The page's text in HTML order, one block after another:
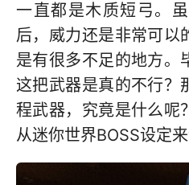
一直都是木质短弓。
后，威力还是非常可以
是有很多不足的地方。
这把武器是真的不行？
程武器，究竟是什么呢
从迷你世界BOSS设定来